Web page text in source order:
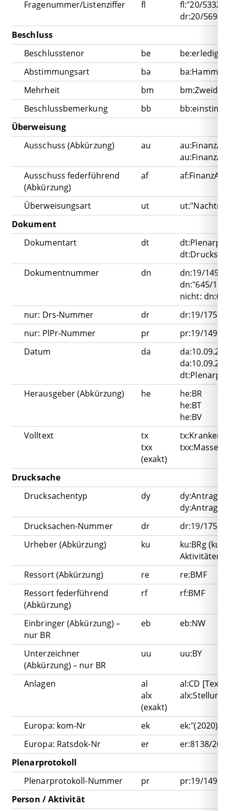
Fragenummer/Listenziffer fl
fl:"20/5332
dr:20/5694
Beschluss
Beschlusstenor
be
be:erledigt
Abstimmungsart
ba
Mehrheit
bm
Beschlussbemerkung
bb
Überweisung
Ausschuss (Abkürzung)
au
au:FinanzA
au:FinanzA
Ausschuss federführend
(Abkürzung)
af af:FinanzA
Überweisungsart ut
Dokument
Dokumentart
dt
Dokumentnummer
dn
dn:19/149
dn:"645/
nicht:
nur: Drs-Nummer
dr
dr:19/175
nur: PlPr-Nummer
pr
pr:19/149
Datum
da
Herausgeber (Abkürzung)
he
he:BR
he:BT
he:BV
Volltext
tx
txx
(exakt)
txx:Masse
Drucksache
Drucksachentyp
dy
dy:Antrag
dy:Antrag
Drucksachen-Nummer
dr
dr:19/175
Urheber (Abkürzung)
ku
ku:BRg
Aktivitäten)
Ressort (Abkürzung)
re
re:BMF
Ressort federführend
(Abkürzung)
rf rf:BMF
Einbringer (Abkürzung) –
nur BR
eb eb:NW
Unterzeichner
(Abkürzung) – nur BR
uu uu:BY
Anlagen
al
alx
(exakt)
al:CD
Europa: kom-Nr ek
ek:"(2020)
Europa: Ratsdok-Nr
er
er:8138/20
Plenarprotokoll
Plenarprotokoll-Nummer
pr
pr:19/149
Person / Aktivität